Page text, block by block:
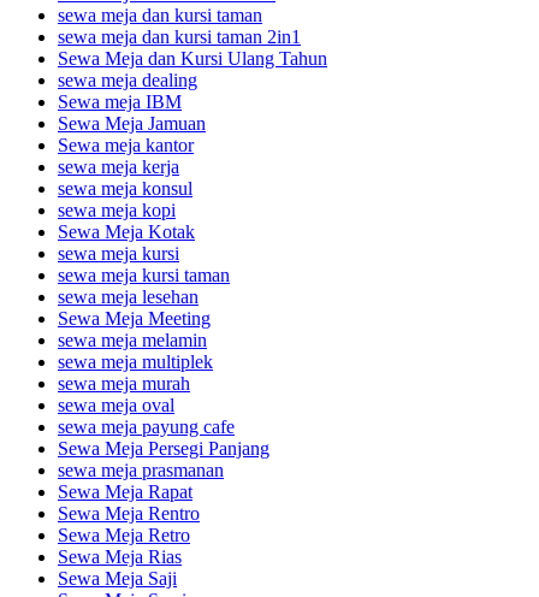
sewa meja dan kursi taman
sewa meja dan kursi taman 2in1
Sewa Meja dan Kursi Ulang Tahun
sewa meja dealing
Sewa meja IBM
Sewa Meja Jamuan
Sewa meja kantor
sewa meja kerja
sewa meja konsul
sewa meja kopi
Sewa Meja Kotak
sewa meja kursi
sewa meja kursi taman
sewa meja lesehan
Sewa Meja Meeting
sewa meja melamin
sewa meja multiplek
sewa meja murah
sewa meja oval
sewa meja payung cafe
Sewa Meja Persegi Panjang
sewa meja prasmanan
Sewa Meja Rapat
Sewa Meja Rentro
Sewa Meja Retro
Sewa Meja Rias
Sewa Meja Saji